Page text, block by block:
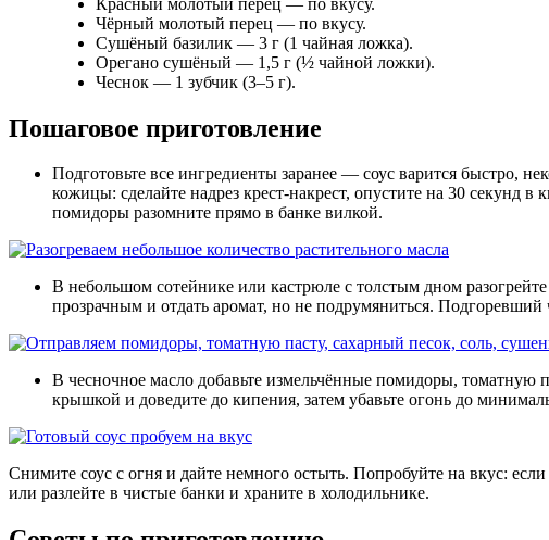
Чёрный молотый перец — по вкусу.
Сушёный базилик — 3 г (1 чайная ложка).
Орегано сушёный — 1,5 г (½ чайной ложки).
Чеснок — 1 зубчик (3–5 г).
Пошаговое приготовление
Подготовьте все ингредиенты заранее — соус варится быстро,
кожицы: сделайте надрез крест-накрест, опустите на 30
помидоры разомните прямо в банке вилкой.
В небольшом сотейнике или кастрюле с толстым дном
прозрачным и отдать аромат, но не подрумяниться. Подгоревший
В чесночное масло добавьте измельчённые помидоры, томатную
крышкой и доведите до кипения, затем убавьте огонь до
Снимите соус с огня и дайте немного остыть. Попробуйте на вкус:
или разлейте в чистые банки и храните в холодильнике.